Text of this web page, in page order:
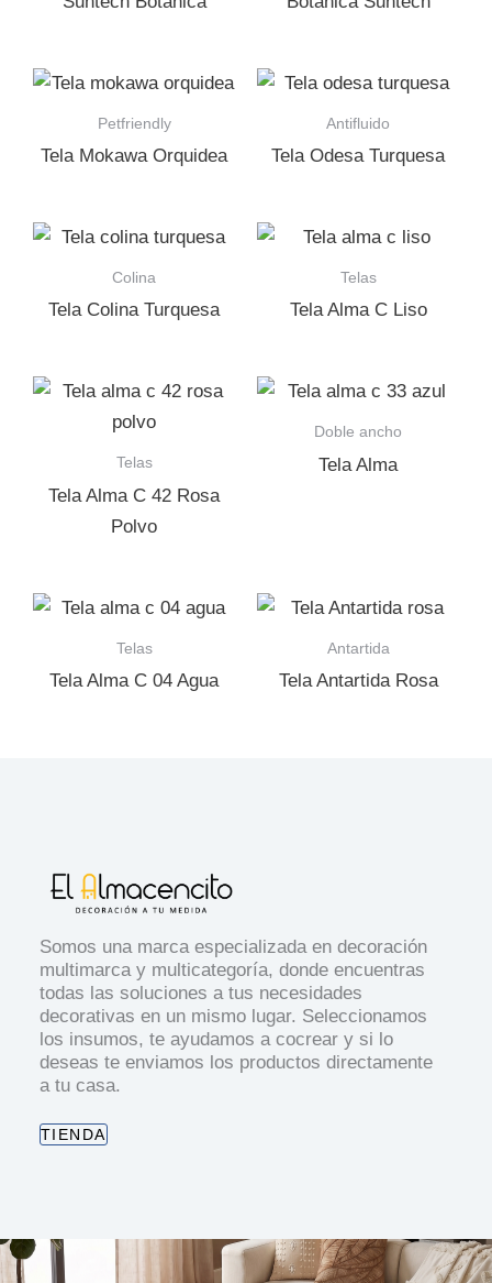
Petfriendly
Tela Mokawa Orquidea
Antifluido
Tela Odesa Turquesa
Colina
Tela Colina Turquesa
Telas
Tela Alma C Liso
Telas
Tela Alma C 42 Rosa
Polvo
Doble ancho
Tela Alma
Telas
Tela Alma C 04 Agua
Antartida
Tela Antartida Rosa
Somos una marca especializada en decoración
multimarca y multicategoría, donde encuentras
todas las soluciones a tus necesidades
decorativas en un mismo lugar. Seleccionamos
los insumos, te ayudamos a cocrear y si lo
deseas te enviamos los productos directamente
a tu casa.
TIENDA